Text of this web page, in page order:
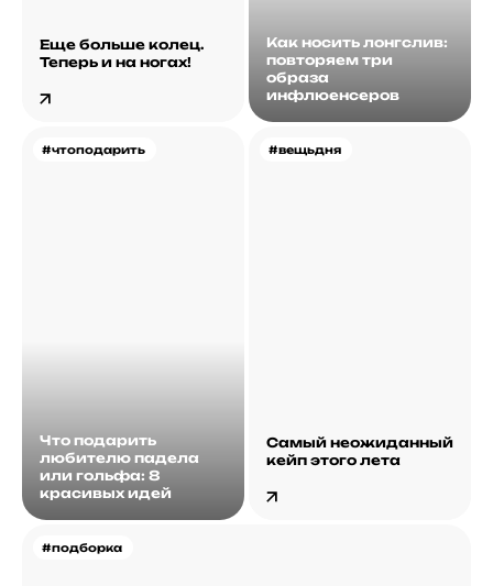
Еще больше колец.
Теперь и на ногах!
Как носить лонгслив:
повторяем три
образа
инфлюенсеров
#чтоподарить
Что подарить
любителю падела
или гольфа: 8
красивых идей
#подборка
#вещьдня
Самый неожиданный
кейп этого лета